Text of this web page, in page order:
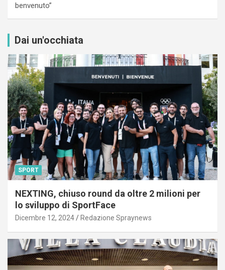
benvenuto”
Dai un'occhiata
SPORT
NEXTING, chiuso round da oltre 2 milioni per
lo sviluppo di SportFace
Dicembre 12, 2024 Redazione Spraynews